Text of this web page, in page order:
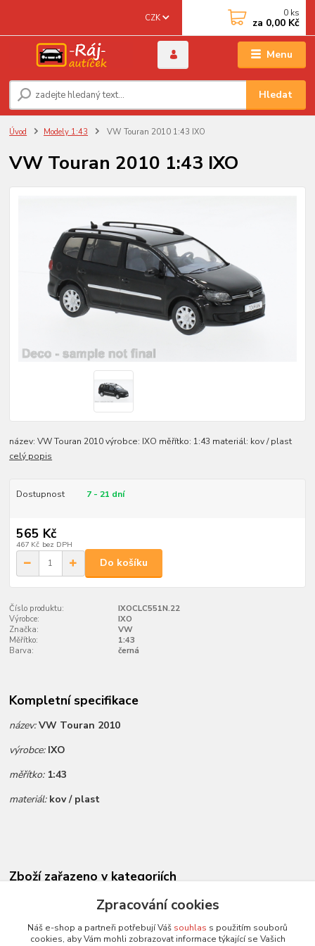
Menu
CZK
Hledat
0 ks
za 0,00 Kč
Úvod Modely 1:43 VW Touran 2010 1:43 IXO
VW Touran 2010 1:43 IXO
název: VW Touran 2010 výrobce: IXO měřítko: 1:43 materiál: kov / plast
celý popis
Dostupnost 7 - 21 dní
565 Kč
467 Kč bez DPH
Do košíku
Číslo produktu:
IXOCLC551N.22
Výrobce:
IXO
Značka:
VW
Měřítko:
1:43
Barva:
černá
Kompletní specifikace
název:VW Touran 2010
výrobce: IXO
měřítko: 1:43
materiál: kov / plast
Zboží zařazeno v kategoriích
Novinky dle data přidání
Všechny modely
Zpracování cookies
Náš e-shop a partneři potřebují Váš souhlas s použitím souborů
cookies, aby Vám mohli zobrazovat informace týkající se Vašich